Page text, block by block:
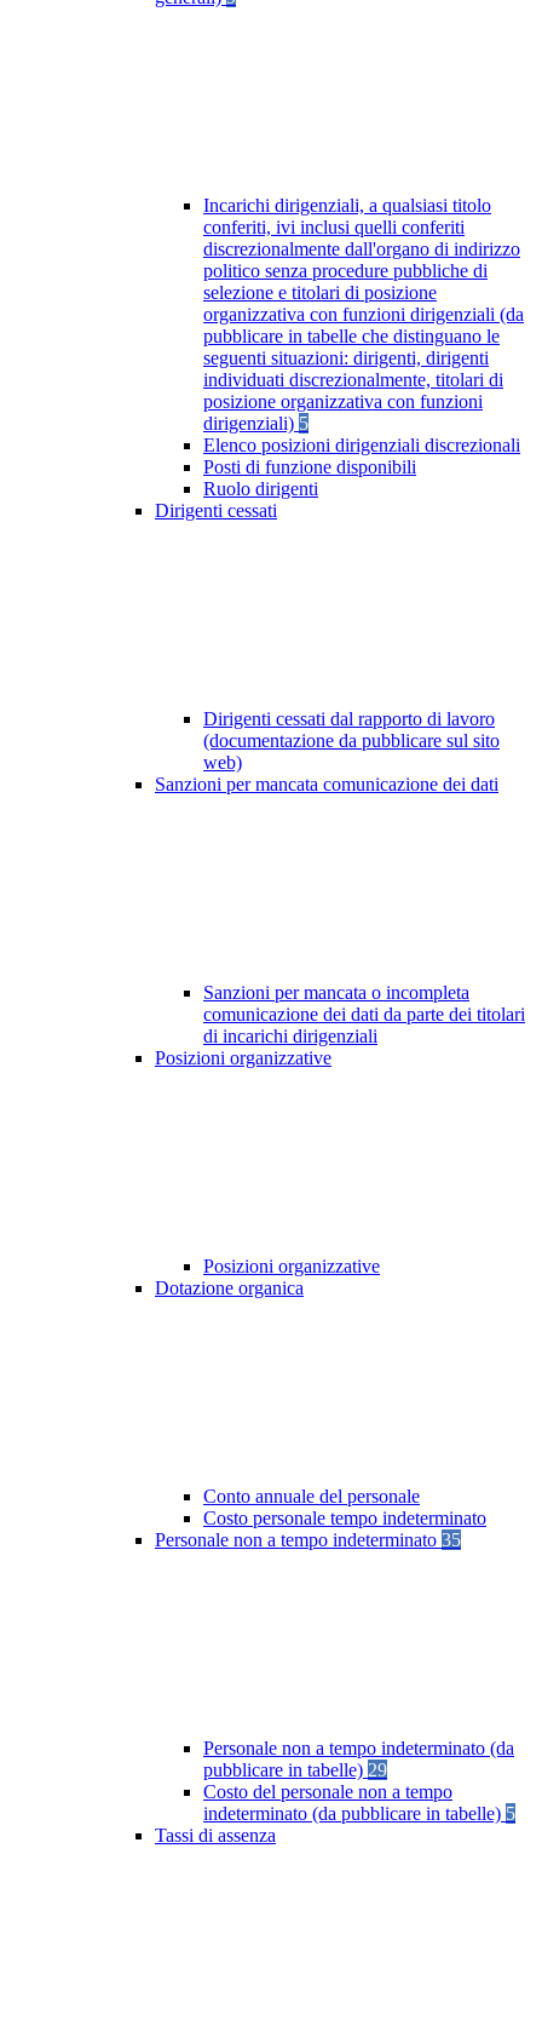
Incarichi dirigenziali, a qualsiasi titolo
conferiti, ivi inclusi quelli conferiti
discrezionalmente dall'organo di indirizzo
politico senza procedure pubbliche di
selezione e titolari di posizione
organizzativa con funzioni dirigenziali (da
pubblicare in tabelle che distinguano le
seguenti situazioni: dirigenti, dirigenti
individuati discrezionalmente, titolari di
posizione organizzativa con funzioni
dirigenziali) 5
Elenco posizioni dirigenziali discrezionali
Posti di funzione disponibili
Ruolo dirigenti
Dirigenti cessati
Dirigenti cessati dal rapporto di lavoro
(documentazione da pubblicare sul sito
web)
Sanzioni per mancata comunicazione dei dati
Sanzioni per mancata o incompleta
comunicazione dei dati da parte dei titolari
di incarichi dirigenziali
Posizioni organizzative
Posizioni organizzative
Dotazione organica
Conto annuale del personale
Costo personale tempo indeterminato
Personale non a tempo indeterminato 35
Personale non a tempo indeterminato (da
pubblicare in tabelle) 29
Costo del personale non a tempo
indeterminato (da pubblicare in tabelle) 5
Tassi di assenza